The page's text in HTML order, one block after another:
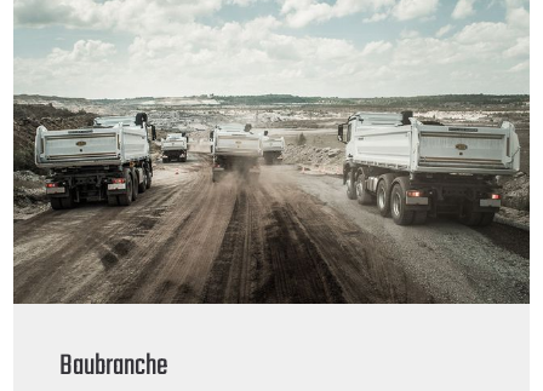
Baubranche